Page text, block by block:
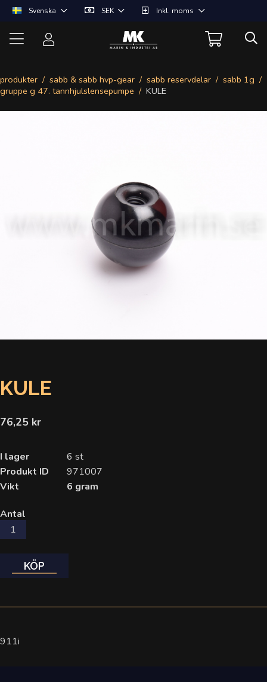
Svenska SEK Inkl. moms
produkter sabb & sabb hvp-gear sabb reservdelar
sabb 1g
gruppe g 47. tannhjulslensepumpe
KULE
KULE
76,25 kr
I lager
6 st
Produkt ID
971007
Vikt
6 gram
Antal
KÖP
911i